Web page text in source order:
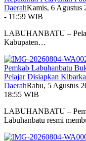
DaerahKamis, 6 Agustus
- 11:59 WIB
LABUHANBATU –
Kabupaten…
Pemkab Labuhanbatu
Pelajar Disiapkan
DaerahRabu, 5 Agustus
18:55 WIB
LABUHANBATU –
Labuhanbatu resmi